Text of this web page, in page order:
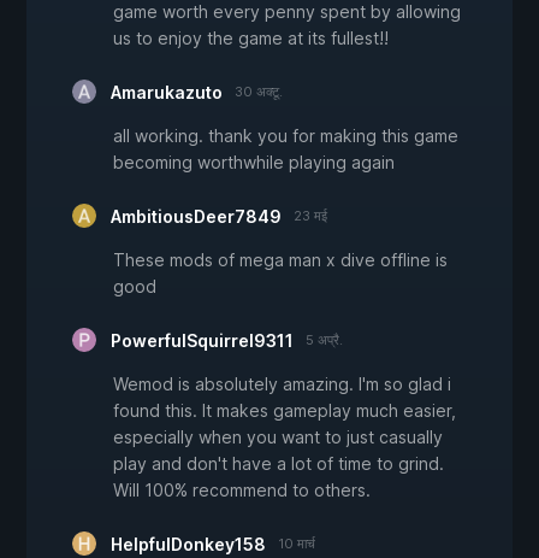
game worth every penny spent by allowing
us to enjoy the game at its fullest!!
Amarukazuto 30 अक्टू.
all working. thank you for making this game
becoming worthwhile playing again
AmbitiousDeer7849 23 मई
These mods of mega man x dive offline is
good
PowerfulSquirrel9311 5 अप्रै.
Wemod is absolutely amazing. I'm so glad i
found this. It makes gameplay much easier,
especially when you want to just casually
play and don't have a lot of time to grind.
Will 100% recommend to others.
HelpfulDonkey158 10 मार्च